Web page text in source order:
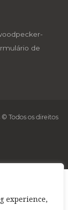
experience,
de
Todos os direitos